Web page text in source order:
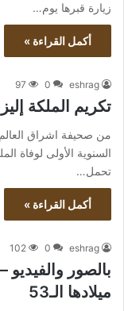
زيارة قبرها يوم…
أكمل القراءة »
eshrag
0
97
تكريم الملكة
السنوية الأولى لوفاة
تحمل…
أكمل القراءة »
eshrag
0
102
بالصور والفيديو
ميلادها الـ53